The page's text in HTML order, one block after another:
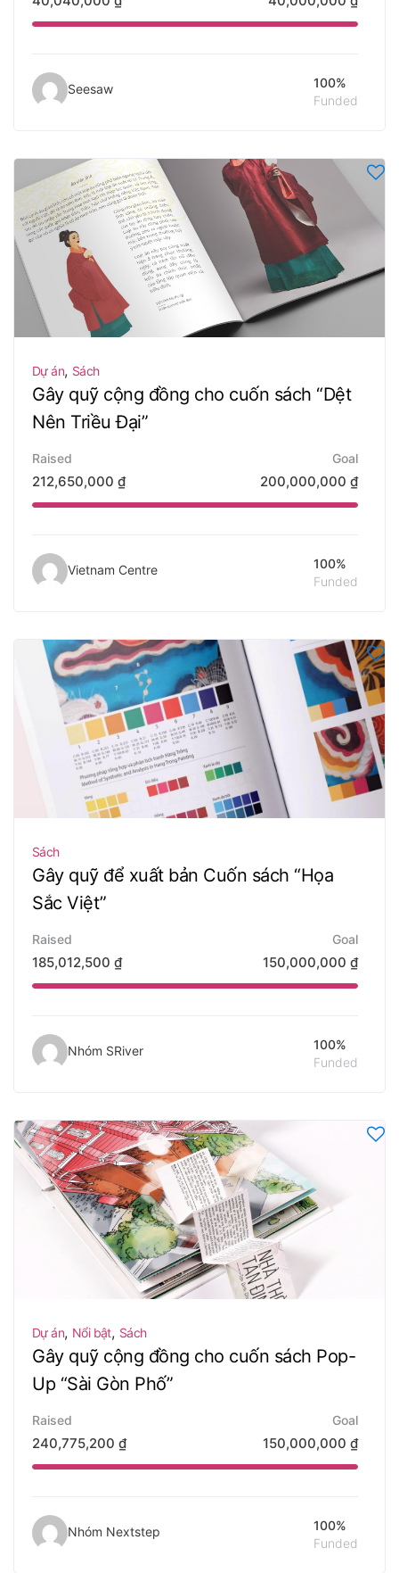
Seesaw
100%
Funded
Dự án, Sách
Gây quỹ cộng đồng cho cuốn sách “Dệt
Nên Triều Đại”
212,650,000 ₫
Raised
200,000,000 ₫
Goal
Vietnam Centre
100%
Funded
Sách
Gây quỹ để xuất bản Cuốn sách “Họa
Sắc Việt”
185,012,500 ₫
Raised
150,000,000 ₫
Goal
Nhóm SRiver
100%
Funded
Dự án, Nổi bật, Sách
Gây quỹ cộng đồng cho cuốn sách Pop-
Up “Sài Gòn Phố”
240,775,200 ₫
Raised
150,000,000 ₫
Goal
Nhóm Nextstep
100%
Funded